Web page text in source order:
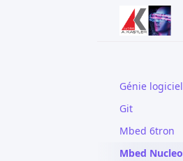
Génie logiciel
Git
Mbed 6tron
Mbed Nucleo